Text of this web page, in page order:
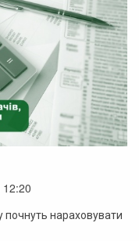
нараховувати